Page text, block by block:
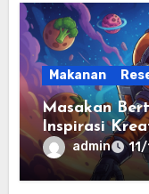
Makanan
Masakan
Inspirasi
admin